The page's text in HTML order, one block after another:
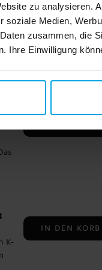
zu analysieren.
soziale Medien,
zusammen, die
Ihre Einwilligung
IN DEN KORB
K-
IN DEN KORB